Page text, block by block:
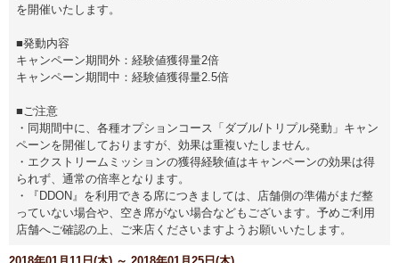
を開催いたします。
■発動内容
キャンペーン期間外：経験値獲得量2倍
キャンペーン期間中：経験値獲得量2.5倍
■ご注意
・同期間中に、各種オプションコース「ダブル/トリプル発動」キャン
ペーンを開催しておりますが、効果は重複いたしません。
・エクストリームミッションの獲得経験値はキャンペーンの効果は得
られず、通常の倍率となります。
・『DDON』を利用できる席につきましては、店舗側の準備がまだ整
っていない場合や、空き席がない場合などもございます。予めご利用
店舗へご確認の上、ご来店くださいますようお願いいたします。